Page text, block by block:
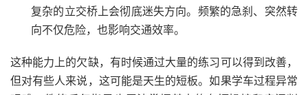
复杂的立交桥上会彻底迷失方向。频繁的急刹、突然转
向不仅危险，也影响交通效率。
这种能力上的欠缺，有时候通过大量的练习可以得到改善，
但对有些人来说，这可能是天生的短板。如果学车过程异常